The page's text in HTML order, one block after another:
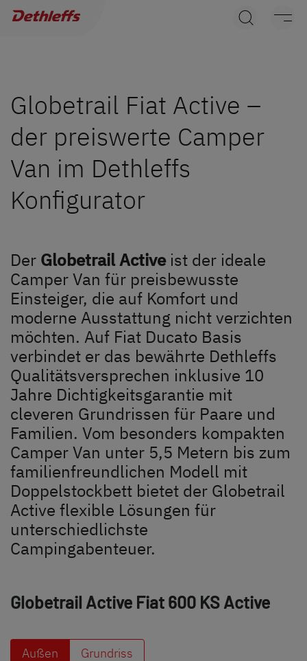
Wohnmobile
Camper Vans
Dethleffs Original Zubehör
Service
Reiselust
Unternehmen
Händlersuche
Globetrail Fiat Active –
der preiswerte Camper
Van im Dethleffs
Konfigurator
Der Globetrail Activeist der ideale
Camper Van für preisbewusste
Einsteiger, die auf Komfort und
moderne Ausstattung nicht verzichten
möchten. Auf Fiat Ducato Basis
verbindet er das bewährte Dethleffs
Qualitätsversprechen inklusive 10
Jahre Dichtigkeitsgarantie mit
cleveren Grundrissen für Paare und
Familien. Vom besonders kompakten
Camper Van unter 5,5 Metern bis zum
familienfreundlichen Modell mit
Doppelstockbett bietet der Globetrail
Active flexible Lösungen für
unterschiedlichste
Campingabenteuer.
Globetrail Active Fiat 600 KS Active
Außen Grundriss
Dethleffs Händlersuche
Finde den Dethleffs Händler in deiner Nähe